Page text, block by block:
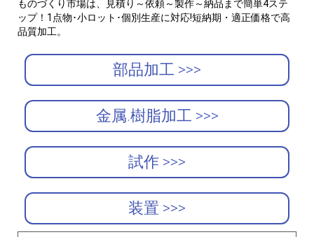
ものづくり市場は、見積り～依頼～製作～納品まで簡単4ステ
ップ！1点物･小ロット･個別生産に対応!短納期・適正価格で高
品質加工。
部品加工 >>>
金属.樹脂加工 >>>
試作 >>>
装置 >>>